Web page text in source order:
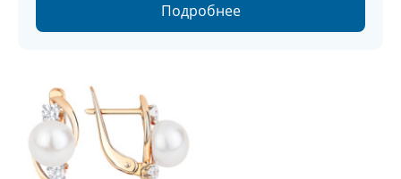
Подробнее